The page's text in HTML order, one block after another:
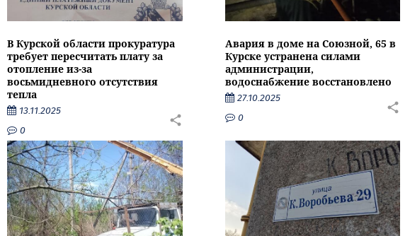
В Курской области прокуратура
требует пересчитать плату за
отопление из-за
восьмидневного отсутствия
тепла
13.11.2025
0
Авария в доме на Союзной, 65 в
Курске устранена силами
администрации,
водоснабжение восстановлено
27.10.2025
0